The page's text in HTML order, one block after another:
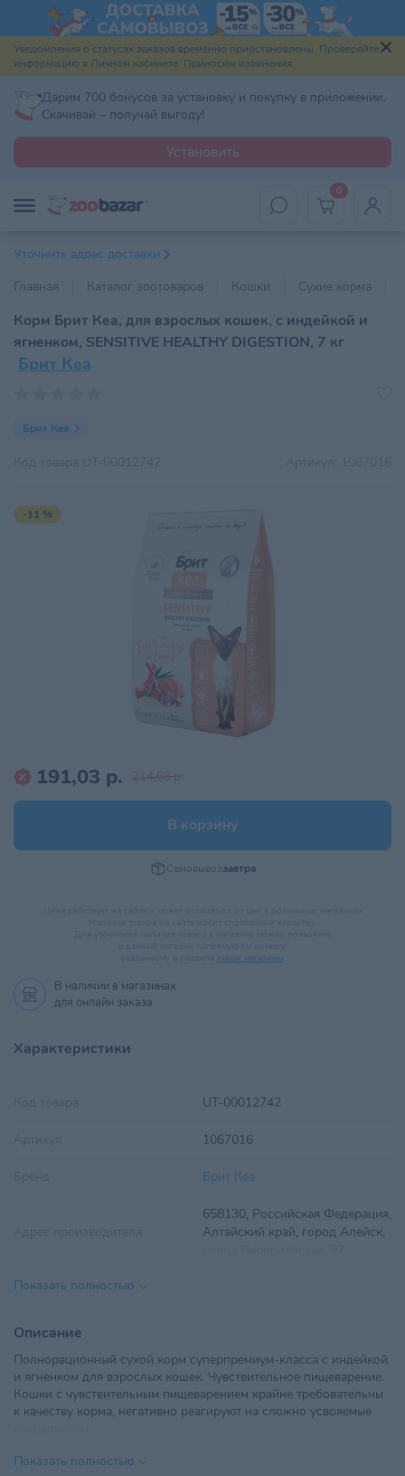
Уведомления о статусах заказов временно приостановлены. Проверяйте
информацию в Личном кабинете. Приносим извинения.
Дарим 700 бонусов за установку и покупку в приложении.
Скачивай – получай выгоду!
Установить
0
Уточнить адрес доставки
Главная
Каталог зоотоваров Кошки Сухие корма
Корм Брит Кеа, для взрослых кошек, с индейкой и
ягненком, SENSITIVE HEALTHY DIGESTION, 7 кг
Брит Кеа
Брит Кеа
-11 %
191,03 р. 214,68 р.
В корзину
Самовывоззавтра
Наши магазины.
В наличии в магазинах
для онлайн заказа
Характеристики
UT-00012742
1067016
Брит Кеа
658130, Российская Федерация,
Алтайский край, город Алейск,
Вес
Вкус
Возраст питомца Взрослые 1-6 лет
Импортер в РБ
ООО "ТриолБел", г. Минск,
Радиальная, дом № 54Б, офис
Показать полностью
Описание
Полнорационный сухой корм суперпремиум-класса с индейкой
и ягненком для взрослых кошек. Чувствительное пищеварение.
Кошки с чувствительным пищеварением крайне требовательны
к качеству корма, негативно реагируют на сложно усвояемые
• Индейка — естественный источник L-триптофана, гормона
Показать полностью